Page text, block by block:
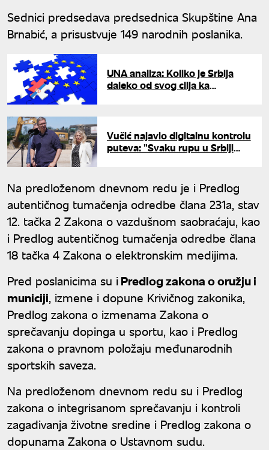
Sednici predsedava predsednica Skupštine Ana
Brnabić, a prisustvuje 149 narodnih poslanika.
UNA analiza: Koliko je Srbija
daleko od svog cilja ka
Vučić najavio digitalnu kontrolu
puteva: "Svaku rupu u Srbiji
Na predloženom dnevnom redu je i Predlog
autentičnog tumačenja odredbe člana 231a, stav
12. tačka 2 Zakona o vazdušnom saobraćaju, kao
i Predlog autentičnog tumačenja odredbe člana
18 tačka 4 Zakona o elektronskim medijima.
Pred poslanicima su i Predlog zakona o oružju i
municiji, izmene i dopune Krivičnog zakonika,
Predlog zakona o izmenama Zakona o
sprečavanju dopinga u sportu, kao i Predlog
zakona o pravnom položaju međunarodnih
sportskih saveza.
Na predloženom dnevnom redu su i Predlog
zakona o integrisanom sprečavanju i kontroli
zagađivanja životne sredine i Predlog zakona o
dopunama Zakona o Ustavnom sudu.